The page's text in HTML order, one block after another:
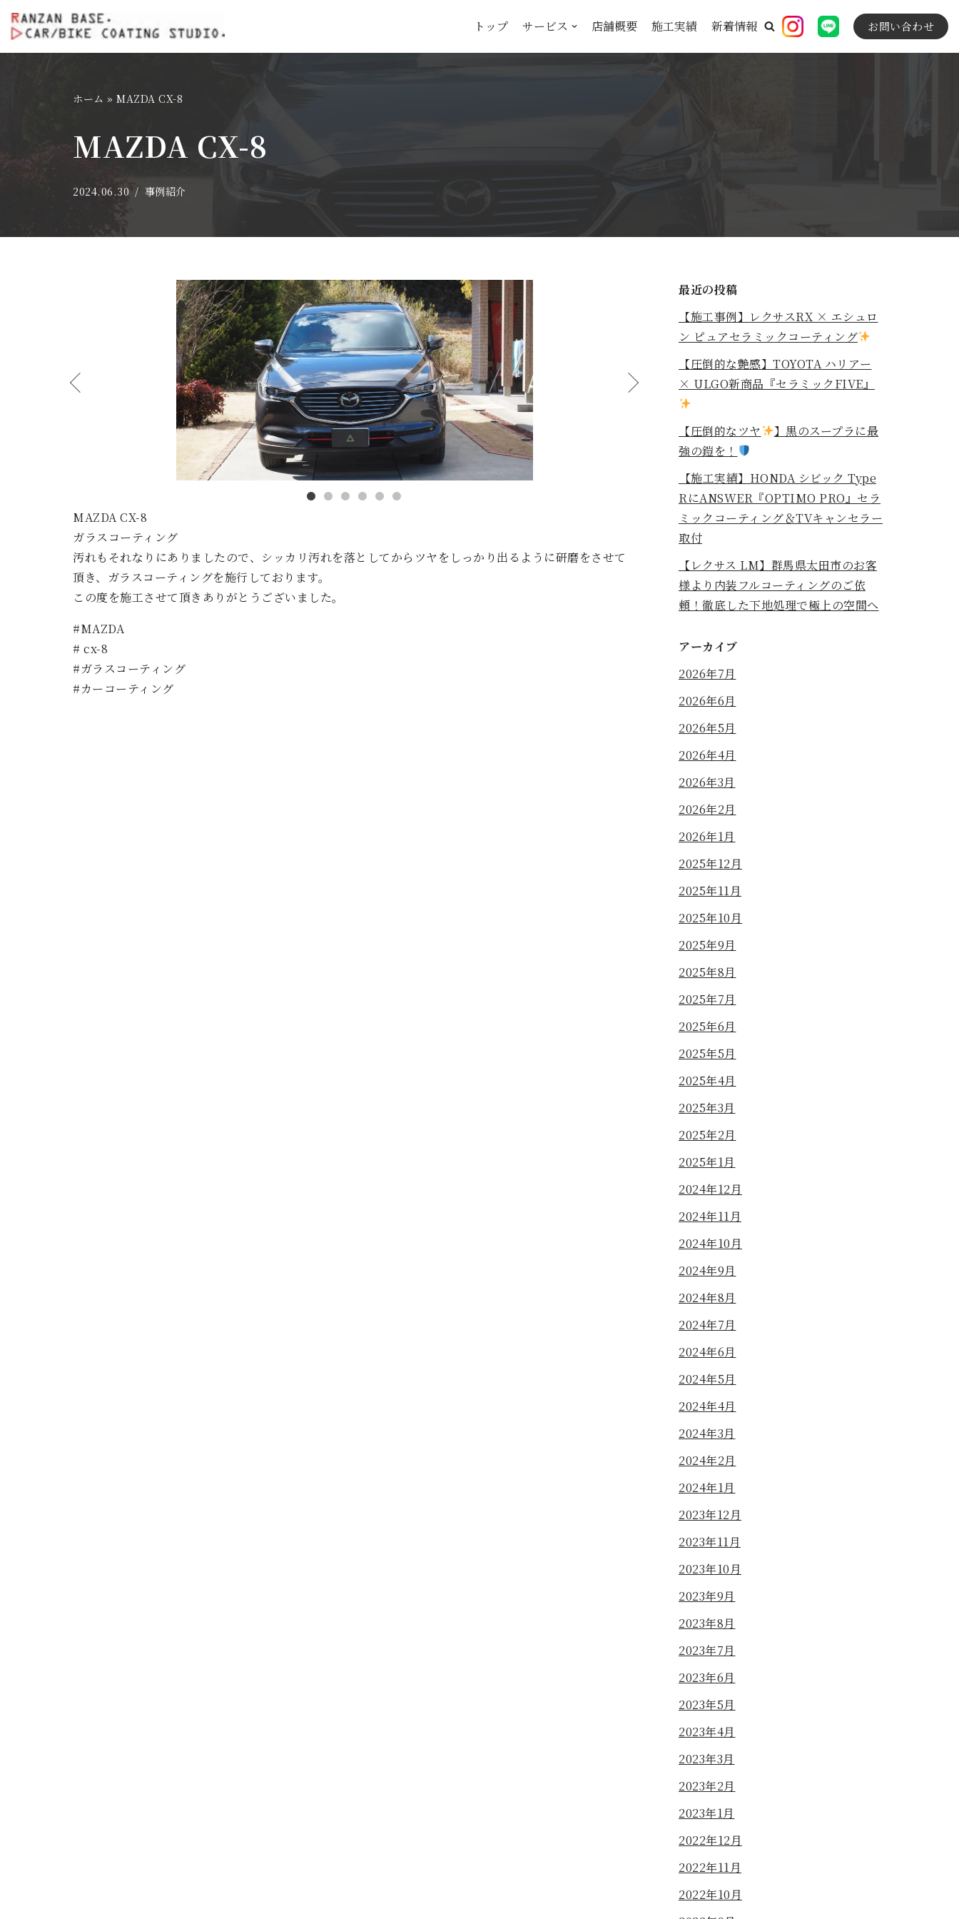
コ
トップ サービス 店舗概要 施工実績 新着情報 お問い合わせ
ホーム » MAZDA CX-8
MAZDA CX-8
2024.06.30 事例紹介
MAZDA CX-8
ガラスコーティング
汚れもそれなりにありましたので、シッカリ汚れを落としてからツヤをしっかり出るように研磨をさせて
頂き、ガラスコーティングを施行しております。
この度を施工させて頂きありがとうございました。
#MAZDA
# cx-8
#ガラスコーティング
#カーコーティング
最近の投稿
【施工事例】レクサスRX × エシュロ
ン ピュアセラミックコーティング
【圧倒的な艶感】TOYOTA ハリアー
× ULGO新商品『セラミックFIVE』
【圧倒的なツヤ
】黒のスープラに最
強の鎧を！
⁡【施工実績】HONDA シビック Type
RにANSWER『OPTIMO PRO』セラ
ミックコーティング＆TVキャンセラー
取付
【レクサス LM】群馬県太田市のお客
様より内装フルコーティングのご依
頼！徹底した下地処理で極上の空間へ
アーカイブ
2026年7月
2026年6月
2026年5月
2026年4月
2026年3月
2026年2月
2026年1月
2025年12月
2025年11月
2025年10月
2025年9月
2025年8月
2025年7月
2025年6月
2025年5月
2025年4月
2025年3月
2025年2月
2025年1月
2024年12月
2024年11月
2024年10月
2024年9月
2024年8月
2024年7月
2024年6月
2024年5月
2024年4月
2024年3月
2024年2月
2024年1月
2023年12月
2023年11月
2023年10月
2023年9月
2023年8月
2023年7月
2023年6月
2023年5月
2023年4月
2023年3月
2023年2月
2023年1月
2022年12月
2022年11月
2022年10月